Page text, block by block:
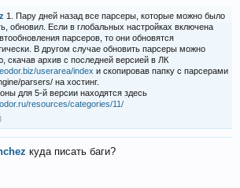
1. Пару дней назад все парсеры, которые можно было
обновил. Если в глобальных настройках включена
парсеров, то они обновятся
В другом случае обновить парсеры можно
скачав архив с последней версией в ЛК
userarea/index и скопировав папку с парсерами
parsers/ на хостинг.
для 5-й версии находятся здесь
resources/categories/11/
куда писать баги?